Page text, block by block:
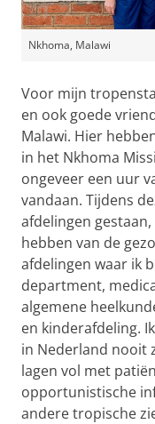
Nkhoma, Malawi
Voor mijn
en ook goede
Malawi. Hier
in het Nkhoma
ongeveer een uur
vandaan. Tijdens
afdelingen
hebben van de
afdelingen waar ik
department,
algemene
en kinderafdeling.
in Nederland nooit
lagen vol met
opportunistische
andere tropische